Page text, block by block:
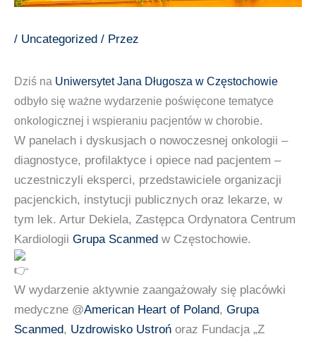
/ Uncategorized / Przez
Dziś na Uniwersytet Jana Długosza w Częstochowie
odbyło się ważne wydarzenie poświęcone tematyce
onkologicznej i wspieraniu pacjentów w chorobie.
W panelach i dyskusjach o nowoczesnej onkologii –
diagnostyce, profilaktyce i opiece nad pacjentem –
uczestniczyli eksperci, przedstawiciele organizacji
pacjenckich, instytucji publicznych oraz lekarze, w
tym lek. Artur Dekiela, Zastępca Ordynatora Centrum
Kardiologii Grupa Scanmed w Częstochowie.
W wydarzenie aktywnie zaangażowały się placówki
medyczne @American Heart of Poland, Grupa
Scanmed, Uzdrowisko Ustroń oraz Fundacja „Z